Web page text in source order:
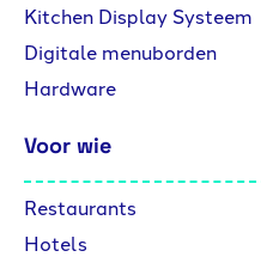
Kitchen Display Systeem
Digitale menuborden
Hardware
Voor wie
Restaurants
Hotels